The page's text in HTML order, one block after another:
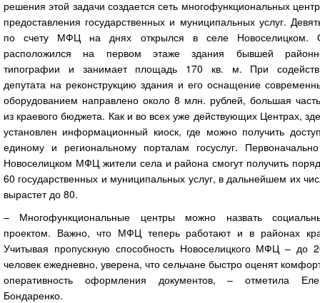
решения этой задачи создается сеть многофункциональных
предоставления государственных и муниципальных услуг.
по счету МФЦ на днях открылся в селе Новоселицком.
расположился на первом этаже здания бывшей
типографии и занимает площадь 170 кв. м. При
депутата на реконструкцию здания и его оснащение
оборудованием направлено около 8 млн. рублей, большая
из краевого бюджета. Как и во всех уже действующих Центрах,
установлен информационный киоск, где можно получить
единому и региональному порталам госуслуг.
Новоселицком МФЦ жители села и района смогут получить
60 государственных и муниципальных услуг, в дальнейшем их
вырастет до 80.
– Многофункциональные центры можно назвать
проектом. Важно, что МФЦ теперь работают и в районах
Учитывая пропускную способность Новоселицкого МФЦ – до
человек ежедневно, уверена, что сельчане быстро оценят
оперативность оформления документов, – отметила
Бондаренко.